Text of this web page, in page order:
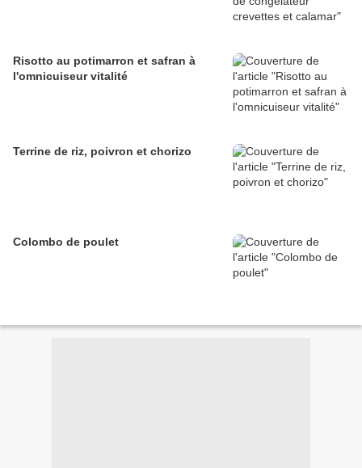
Risotto au potimarron et safran à
l'omnicuiseur vitalité
Terrine de riz, poivron et chorizo
Colombo de poulet